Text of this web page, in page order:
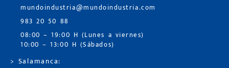
mundoindustria@mundoindustria.com
983 20 50 88
08:00 – 19:00 H (Lunes a viernes)
10:00 – 13:00 H (Sábados)
> Salamanca: